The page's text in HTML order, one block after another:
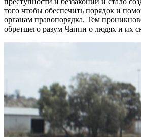
того чтобы обеспечить порядок и
органам правопорядка. Тем
обретшего разум Чаппи о людях и их